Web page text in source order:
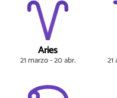
Aries
21 marzo - 20 abr. 21